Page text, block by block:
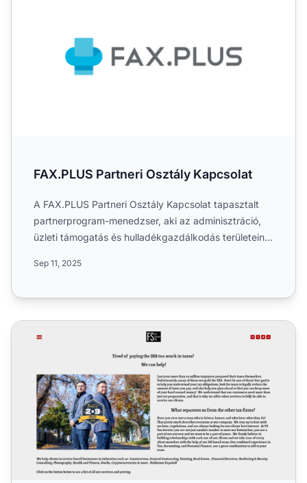
FAX.PLUS Partneri Osztály Kapcsolat
A FAX.PLUS Partneri Osztály Kapcsolat tapasztalt
partnerprogram-menedzser, aki az adminisztráció,
üzleti támogatás és hulladékgazdálkodás területein
Sep 11, 2025
F&S Tax Service Partnerprogram